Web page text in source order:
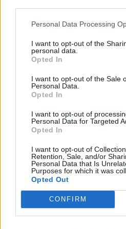
Personal Data Processing
I want to opt-out of the
personal data.
Opted In
I want to opt-out of the Sale
Personal Data.
Opted In
I want to opt-out of
Personal Data for Targeted
Opted In
I want to opt-out of
Retention, Sale, and/or
Personal Data that Is
Purposes for which it was
Opted Out
CONFIRM
περίοδος έληξε στο 77-75.
Ναν και Όσμαν έδωσαν
στους γηπεδούχους στο
ο ΠΑΟΚ πλησίασε σε
πρώτη φορά διψήφια
Ομορούγι και Ταϊρί
(95-91) στο 36’30”.
λάθος του Παναθηναϊκού,
από μακριά, αλλά πατούσε
το 95-93, ενώ ο Όσμαν
93 με 1’12” για το τέλος.
Ο Ναν αποβλήθηκε με